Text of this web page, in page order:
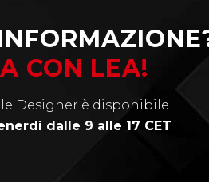
CON LEA!
Designer è disponibile
dalle 9 alle 17 CET